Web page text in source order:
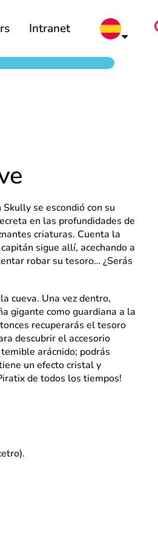
Intranet
se escondió con su
en las profundidades de
criaturas. Cuenta la
sigue allí, acechando a
robar su tesoro… ¿Serás
cueva. Una vez dentro,
gigante como guardiana a la
recuperarás el tesoro
descubrir el accesorio
arácnido; podrás
un efecto cristal y
de todos los tiempos!